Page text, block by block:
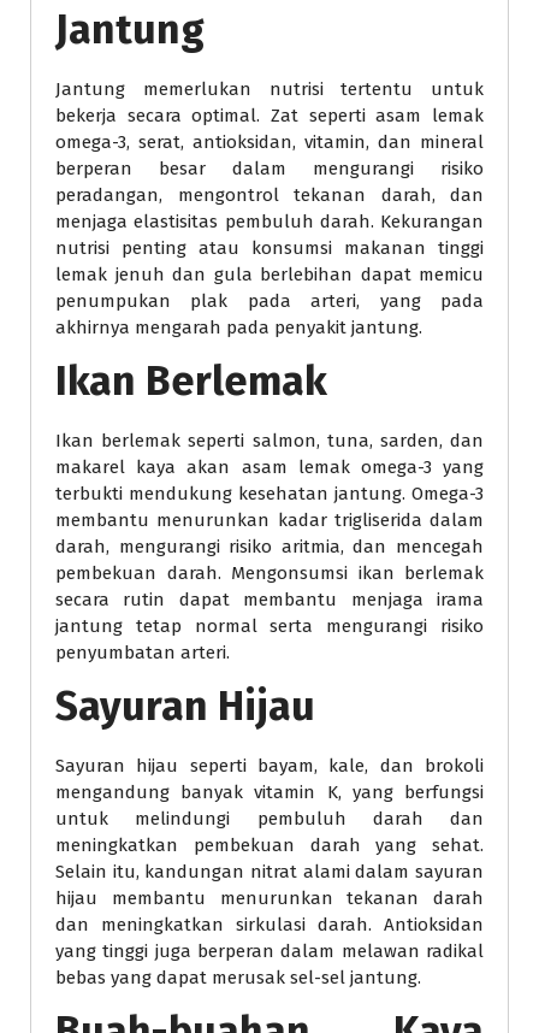
Jantung
Jantung memerlukan nutrisi tertentu untuk
bekerja secara optimal. Zat seperti asam lemak
omega-3, serat, antioksidan, vitamin, dan mineral
berperan besar dalam mengurangi risiko
peradangan, mengontrol tekanan darah, dan
menjaga elastisitas pembuluh darah. Kekurangan
nutrisi penting atau konsumsi makanan tinggi
lemak jenuh dan gula berlebihan dapat memicu
penumpukan plak pada arteri, yang pada
akhirnya mengarah pada penyakit jantung.
Ikan Berlemak
Ikan berlemak seperti salmon, tuna, sarden, dan
makarel kaya akan asam lemak omega-3 yang
terbukti mendukung kesehatan jantung. Omega-3
membantu menurunkan kadar trigliserida dalam
darah, mengurangi risiko aritmia, dan mencegah
pembekuan darah. Mengonsumsi ikan berlemak
secara rutin dapat membantu menjaga irama
jantung tetap normal serta mengurangi risiko
penyumbatan arteri.
Sayuran Hijau
Sayuran hijau seperti bayam, kale, dan brokoli
mengandung banyak vitamin K, yang berfungsi
untuk melindungi pembuluh darah dan
meningkatkan pembekuan darah yang sehat.
Selain itu, kandungan nitrat alami dalam sayuran
hijau membantu menurunkan tekanan darah
dan meningkatkan sirkulasi darah. Antioksidan
yang tinggi juga berperan dalam melawan radikal
bebas yang dapat merusak sel-sel jantung.